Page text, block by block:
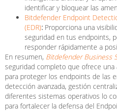
identificar y bloquear las
Bitdefender Endpoint
(EDR): Proporciona una
seguridad en tus endpoints,
responder rápidamente a
En resumen, Bitdefender Business
seguridad completo que ofrece una
para proteger los endpoints de las
detección avanzada, gestión
diferentes sistemas operativos lo
para fortalecer la defensa del